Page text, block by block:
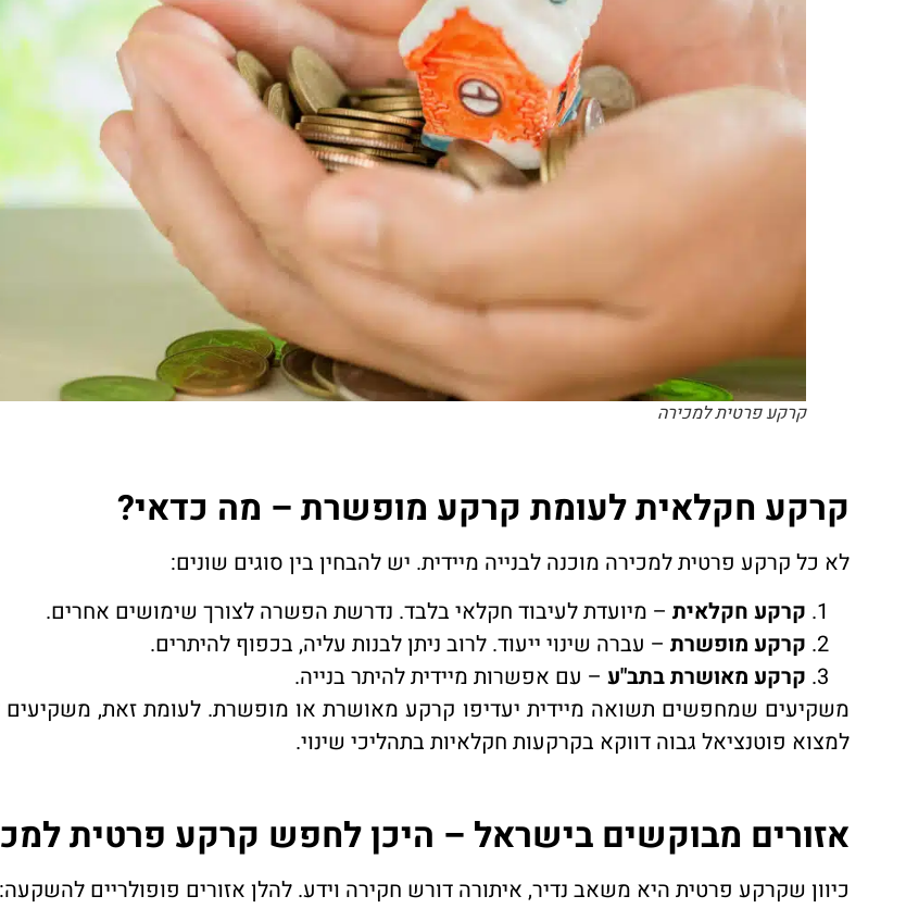
קרקע פרטית למכירה
קרקע חקלאית לעומת קרקע מופשרת – מה כדאי?
לא כל קרקע פרטית למכירה מוכנה לבנייה מיידית. יש להבחין בין סוגים שונים:
קרקע חקלאית – מיועדת לעיבוד חקלאי בלבד. נדרשת הפשרה לצורך שימושים אחרים.
קרקע מופשרת – עברה שינוי ייעוד. לרוב ניתן לבנות עליה, בכפוף להיתרים.
קרקע מאושרת בתב"ע – עם אפשרות מיידית להיתר בנייה.
משקיעים שמחפשים תשואה מיידית יעדיפו קרקע מאושרת או מופשרת. לעומת זאת, משקיעים
למצוא פוטנציאל גבוה דווקא בקרקעות חקלאיות בתהליכי שינוי.
אזורים מבוקשים בישראל – היכן לחפש קרקע פרטית
כיוון שקרקע פרטית היא משאב נדיר, איתורה דורש חקירה וידע. להלן אזורים פופולריים להשקעה: